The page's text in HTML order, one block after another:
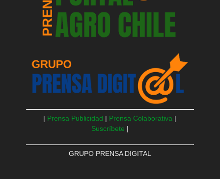
| Prensa Publicidad | Prensa Colaborativa |
Suscríbete |
GRUPO PRENSA DIGITAL